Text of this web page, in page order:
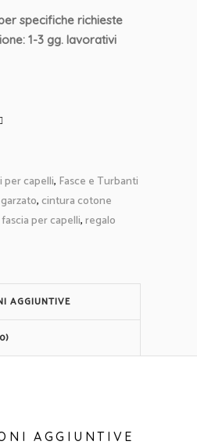
specifiche richieste
1-3 gg. lavorativi
per capelli, Fasce e Turbanti
,cintura cotone
per capelli,regalo
AGGIUNTIVE
AGGIUNTIVE